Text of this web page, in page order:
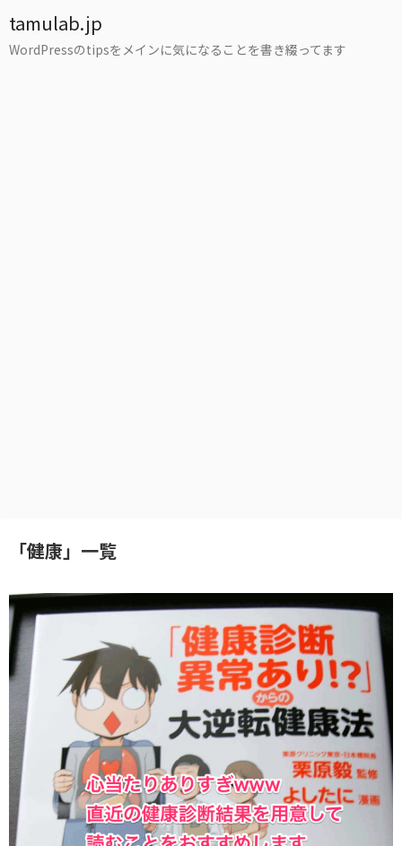
tamulab.jp
WordPressのtipsをメインに気になることを書き綴ってます
「健康」 一覧